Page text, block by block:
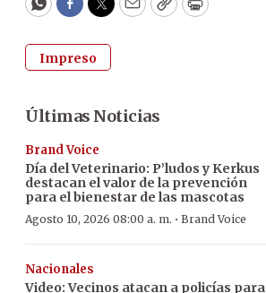
WhatsApp
Facebook
Twitter
EmailCopyPrint
Impreso
Últimas Noticias
Brand Voice
Día del Veterinario: P’ludos y Kerkus
destacan el valor de la prevención
para el bienestar de las mascotas
Agosto 10, 2026 08:00 a. m. · Brand Voice
Nacionales
Video: Vecinos atacan a policías para